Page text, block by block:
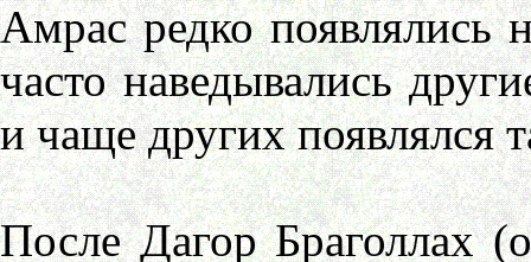
Амрас редко появлялись
часто наведывались
и чаще других появлялся
После Дагор Браголлах